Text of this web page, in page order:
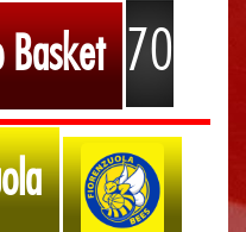
Basket 70